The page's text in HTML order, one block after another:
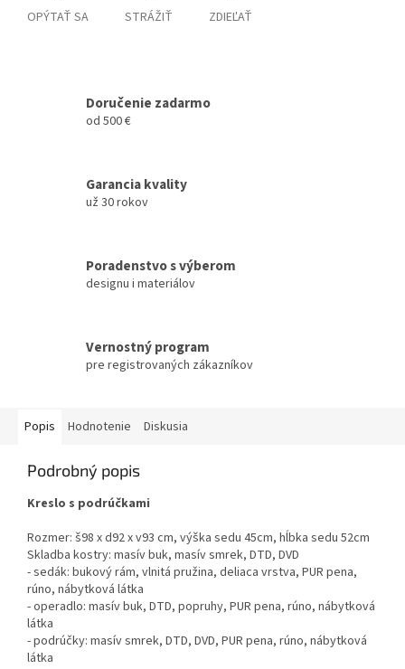
OPÝTAŤ SA STRÁŽIŤ ZDIEĽAŤ
Doručenie zadarmo
od 500 €
Garancia kvality
už 30 rokov
Poradenstvo s výberom
designu i materiálov
Vernostný program
pre registrovaných zákazníkov
Popis Hodnotenie Diskusia
Podrobný popis
Kreslo s podrúčkami
Rozmer: š98 x d92 x v93 cm, výška sedu 45cm, hĺbka sedu 52cm
Skladba kostry: masív buk, masív smrek, DTD, DVD
- sedák: bukový rám, vlnitá pružina, deliaca vrstva, PUR pena,
rúno, nábytková látka
- operadlo: masív buk, DTD, popruhy, PUR pena, rúno, nábytková
látka
- podrúčky: masív smrek, DTD, DVD, PUR pena, rúno, nábytková
látka